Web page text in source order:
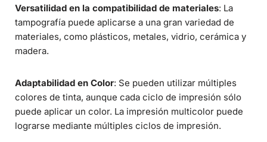
Versatilidad en la compatibilidad de materiales: La
tampografía puede aplicarse a una gran variedad de
materiales, como plásticos, metales, vidrio, cerámica y
madera.
Adaptabilidad en Color: Se pueden utilizar múltiples
colores de tinta, aunque cada ciclo de impresión sólo
puede aplicar un color. La impresión multicolor puede
lograrse mediante múltiples ciclos de impresión.